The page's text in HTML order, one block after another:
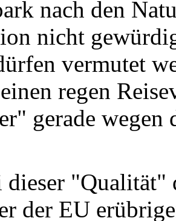
nach den
nicht
vermutet
regen
gerade wegen
dieser "Qualität"
der EU